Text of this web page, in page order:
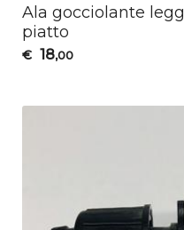
Ala gocciolante
piatto
€ 18,00